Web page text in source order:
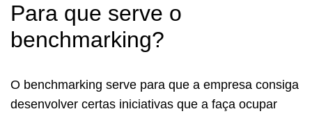
Para que serve o
benchmarking?
O benchmarking serve para que a empresa consiga
desenvolver certas iniciativas que a faça ocupar